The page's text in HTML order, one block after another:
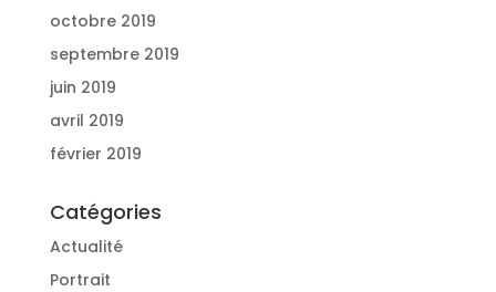
octobre 2019
septembre 2019
juin 2019
avril 2019
février 2019
Catégories
Actualité
Portrait